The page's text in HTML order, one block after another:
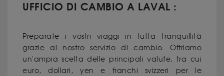
UFFICIO DI CAMBIO A LAVAL :
Preparate i vostri viaggi in tutta tranquillità
grazie al nostro servizio di cambio. Offriamo
un'ampia scelta delle principali valute, tra cui
euro, dollari, yen e franchi svizzeri per le